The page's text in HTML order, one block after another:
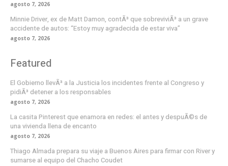
agosto 7, 2026
Minnie Driver, ex de Matt Damon, contÃ³ que sobreviviÃ³ a un grave
accidente de autos: “Estoy muy agradecida de estar viva”
agosto 7, 2026
Featured
El Gobierno llevÃ³ a la Justicia los incidentes frente al Congreso y
pidiÃ³ detener a los responsables
agosto 7, 2026
La casita Pinterest que enamora en redes: el antes y despuÃ©s de
una vivienda llena de encanto
agosto 7, 2026
Thiago Almada prepara su viaje a Buenos Aires para firmar con River y
sumarse al equipo del Chacho Coudet